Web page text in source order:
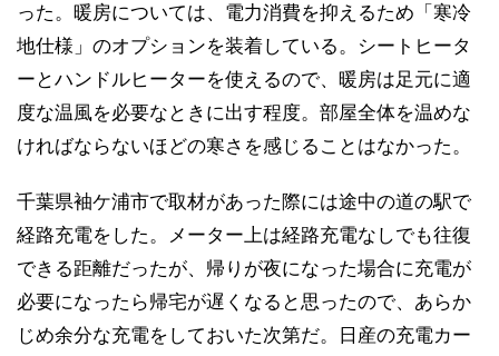
った。暖房については、電力消費を抑えるため「寒冷
地仕様」のオプションを装着している。シートヒータ
ーとハンドルヒーターを使えるので、暖房は足元に適
度な温風を必要なときに出す程度。部屋全体を温めな
ければならないほどの寒さを感じることはなかった。
千葉県袖ケ浦市で取材があった際には途中の道の駅で
経路充電をした。メーター上は経路充電なしでも往復
できる距離だったが、帰りが夜になった場合に充電が
必要になったら帰宅が遅くなると思ったので、あらか
じめ余分な充電をしておいた次第だ。日産の充電カー